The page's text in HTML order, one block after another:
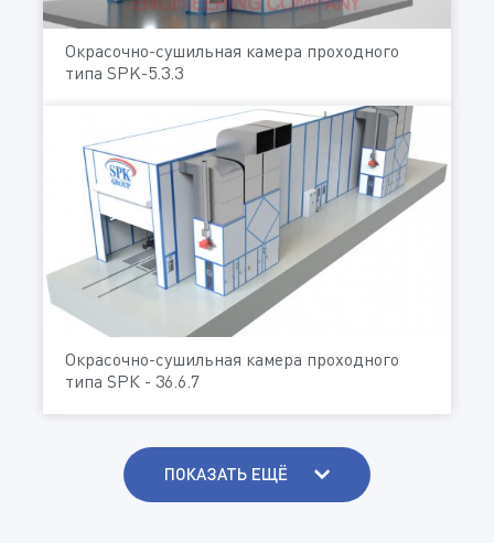
Окрасочно-сушильная камера проходного
типа SPK-5.3.3
Окрасочно-сушильная камера проходного
типа SРК - 36.6.7
ПОКАЗАТЬ ЕЩЁ